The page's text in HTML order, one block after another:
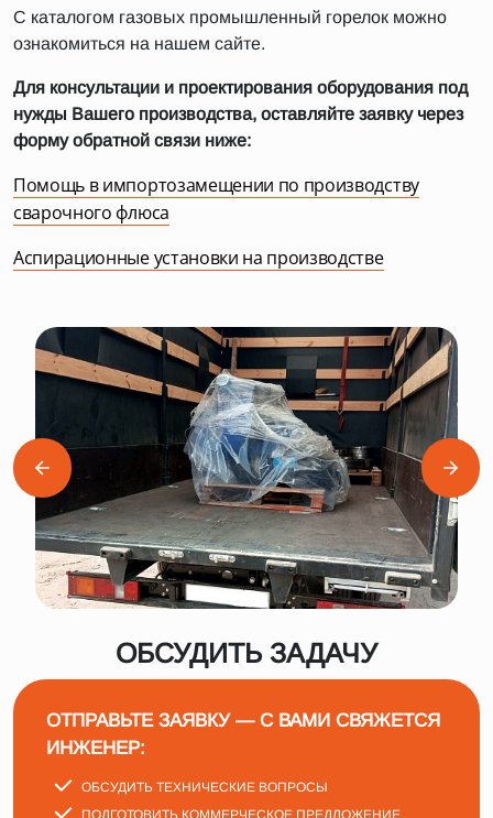
С каталогом газовых промышленный горелок можно
ознакомиться на нашем сайте.
Для консультации и проектирования оборудования под
нужды Вашего производства, оставляйте заявку через
форму обратной связи ниже:
Помощь в импортозамещении по производству
сварочного флюса
Аспирационные установки на производстве
ОБСУДИТЬ ЗАДАЧУ
ОТПРАВЬТЕ ЗАЯВКУ — С ВАМИ СВЯЖЕТСЯ
ИНЖЕНЕР:
ОБСУДИТЬ ТЕХНИЧЕСКИЕ ВОПРОСЫ
ПОДГОТОВИТЬ КОММЕРЧЕСКОЕ ПРЕДЛОЖЕНИЕ